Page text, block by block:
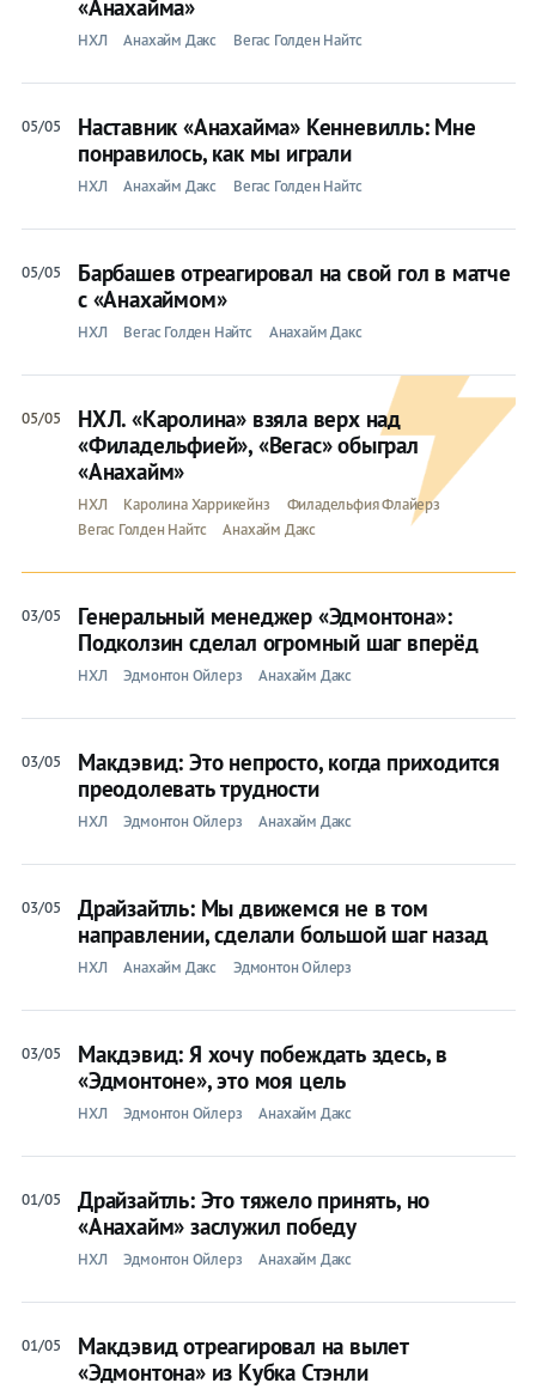
«Анахайма»
НХЛ Анахайм Дакс Вегас Голден Найтс
05/05
Наставник «Анахайма» Кенневилль: Мне
понравилось, как мы играли
НХЛ Анахайм Дакс Вегас Голден Найтс
05/05
Барбашев отреагировал на свой гол в матче
с «Анахаймом»
НХЛ Вегас Голден Найтс Анахайм Дакс
05/05
НХЛ. «Каролина» взяла верх над
«Филадельфией», «Вегас» обыграл
«Анахайм»
НХЛ Каролина Харрикейнз
Филадельфия Флайерз
Вегас Голден Найтс
Анахайм Дакс
03/05
Генеральный менеджер «Эдмонтона»:
Подколзин сделал огромный шаг вперёд
НХЛ Эдмонтон Ойлерз Анахайм Дакс
03/05
Макдэвид: Это непросто, когда приходится
преодолевать трудности
НХЛ Эдмонтон Ойлерз Анахайм Дакс
03/05
Драйзайтль: Мы движемся не в том
направлении, сделали большой шаг назад
НХЛ Анахайм Дакс Эдмонтон Ойлерз
03/05
Макдэвид: Я хочу побеждать здесь, в
«Эдмонтоне», это моя цель
НХЛ Эдмонтон Ойлерз Анахайм Дакс
01/05
Драйзайтль: Это тяжело принять, но
«Анахайм» заслужил победу
НХЛ Эдмонтон Ойлерз Анахайм Дакс
01/05
Макдэвид отреагировал на вылет
«Эдмонтона» из Кубка Стэнли